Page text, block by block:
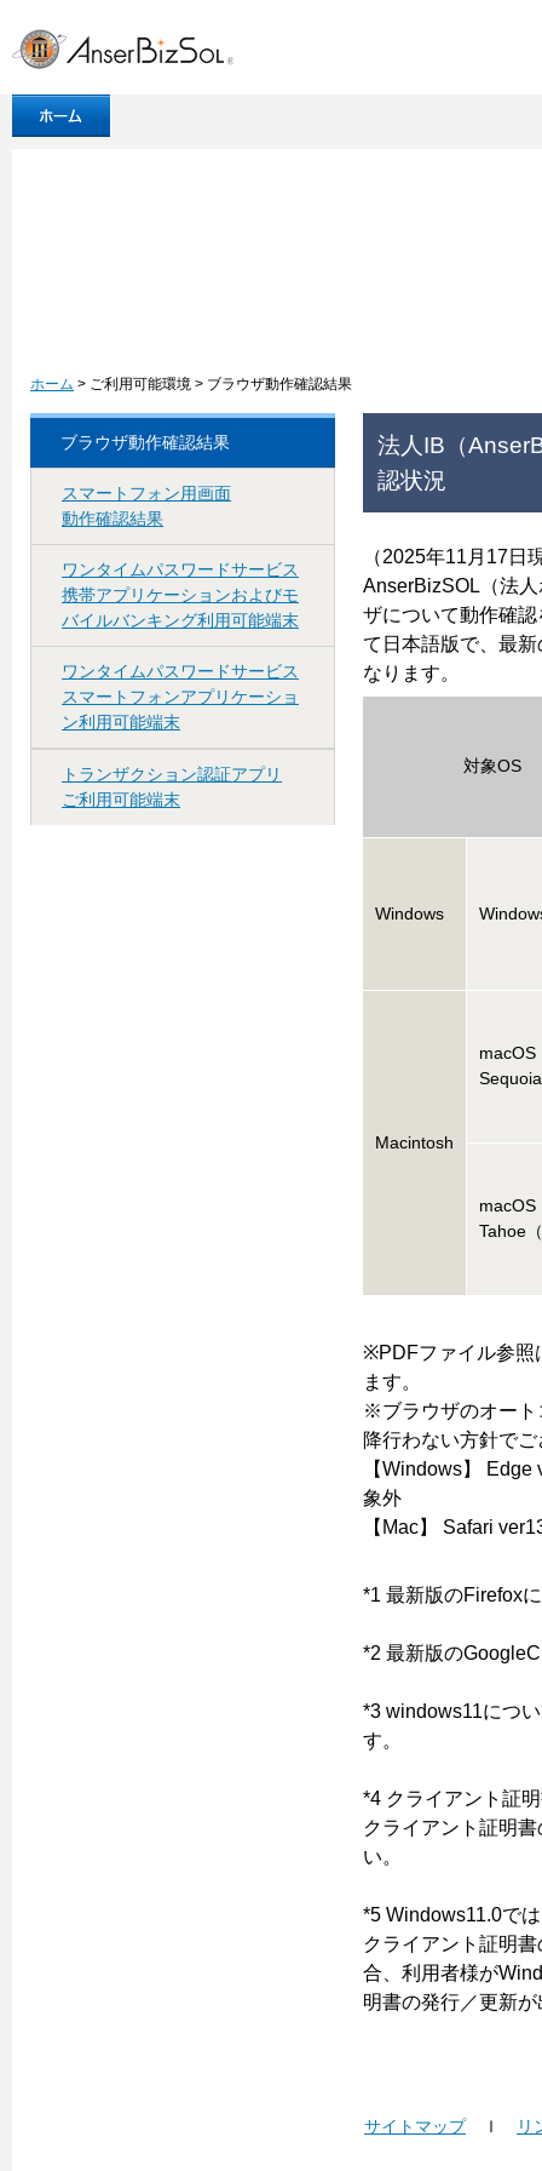
ホーム > ご利用可能環境 > ブラウザ動作確認結果
ブラウザ動作確認結果
スマートフォン用画面
動作確認結果
ワンタイムパスワードサービス
携帯アプリケーションおよびモ
バイルバンキング利用可能端末
ワンタイムパスワードサービス
スマートフォンアプリケーショ
ン利用可能端末
トランザクション認証アプリ
ご利用可能端末
法人IB（
認状況
（2025年11月17日
AnserBizSOL（法
ザについて動作確
て日本語版で、最
なります。
対象OS
Windows
Macintosh
macOS
macOS
Tahoe
※PDFファイル参照
ます。
※ブラウザのオート
降行わない方針で
【Windows】
象外
【Mac】 Safari
*1 最新版のFirefox
*2 最新版の
*3 windows11につ
す。
*4 クライアント証
クライアント証明
い。
*5 Windows11.0で
クライアント証明
合、利用者様が
明書の発行／更新
サイトマップｌ リ